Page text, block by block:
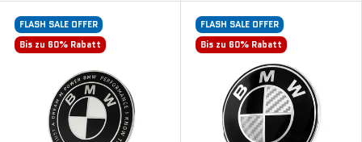
FLASH SALE OFFER
Bis zu 60% Rabatt
FLASH SALE OFFER
Bis zu 60% Rabatt